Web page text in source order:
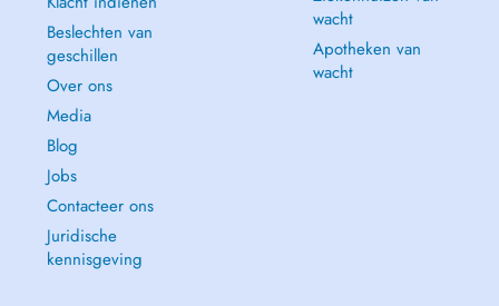
Beslechten van
geschillen
Over ons
Media
Blog
Jobs
Contacteer ons
Juridische
kennisgeving
wacht
Apotheken van
wacht